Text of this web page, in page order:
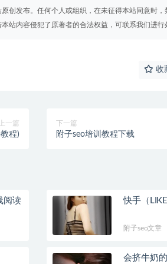
创发布。任何个人或组织，在未征得本站同意时，
站内容侵犯了原著者的合法权益，可联系我们进行
收
一篇
程)
下一篇
附子seo培训教程下载
阅读 快手（
附子seo文章
会挤牛奶